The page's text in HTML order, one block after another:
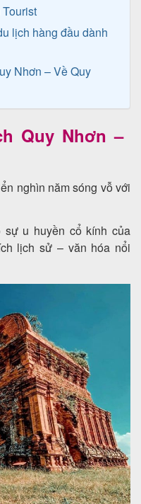
lịch hàng đầu dành
Nhơn – Về Quy
Quy Nhơn –
nghìn năm sóng vỗ với
u huyền cổ kính của
lịch sử – văn hóa nổi